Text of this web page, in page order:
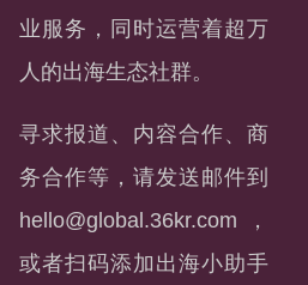
业服务，同时运营着超万
人的出海生态社群。
寻求报道、内容合作、商
务合作等，请发送邮件到
hello@global.36kr.com ，
或者扫码添加出海小助手